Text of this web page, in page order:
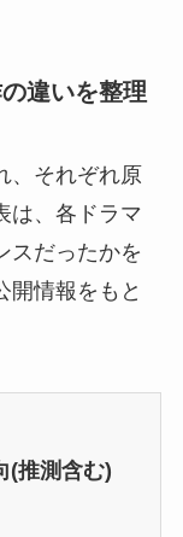
違いを整理
、それぞれ原
は、各ドラマ
スだったかを
開情報をもと
(推測含む)